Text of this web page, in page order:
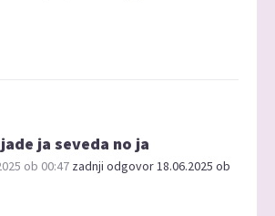
ja seveda no ja
ob 00:47 zadnji odgovor 18.06.2025 ob